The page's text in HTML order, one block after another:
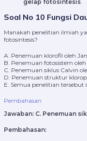
gelap fotosintesis
Soal No 10 Fungsi
Manakah penelitian ilmiah
fotosintesis?
A. Penemuan klorofil oleh
B. Penemuan fotosistem oleh
C. Penemuan siklus Calvin
D. Penemuan struktur
E. Semua penelitian tersebut
Pembahasan
Jawaban: C. Penemuan
Pembahasan: